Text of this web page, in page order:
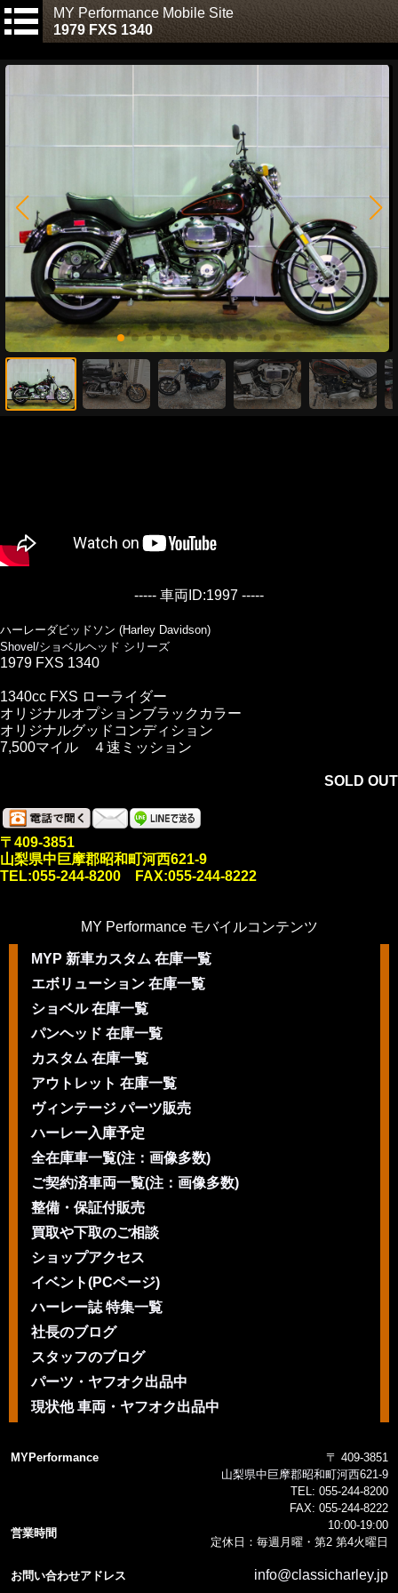
MY Performance Mobile Site
1979 FXS 1340
----- 車両ID:1997 -----
ハーレーダビッドソン (Harley Davidson)
Shovel/ショベルヘッド シリーズ
1979 FXS 1340
1340cc FXS ローライダー
オリジナルオプションブラックカラー
オリジナルグッドコンディション
7,500マイル ４速ミッション
SOLD OUT
〒409-3851
山梨県中巨摩郡昭和町河西621-9
TEL:055-244-8200 FAX:055-244-8222
MY Performance モバイルコンテンツ
MYP 新車カスタム 在庫一覧
エボリューション 在庫一覧
ショベル 在庫一覧
パンヘッド 在庫一覧
カスタム 在庫一覧
アウトレット 在庫一覧
ヴィンテージ パーツ販売
ハーレー入庫予定
全在庫車一覧(注：画像多数)
ご契約済車両一覧(注：画像多数)
整備・保証付販売
買取や下取のご相談
ショップアクセス
イベント(PCページ)
ハーレー誌 特集一覧
社長のブログ
スタッフのブログ
パーツ・ヤフオク出品中
現状他 車両・ヤフオク出品中
MYPerformance
〒 409-3851
山梨県中巨摩郡昭和町河西621-9
TEL: 055-244-8200
FAX: 055-244-8222
営業時間
10:00-19:00
定休日：毎週月曜・第2 第4火曜日
お問い合わせアドレス info@classicharley.jp